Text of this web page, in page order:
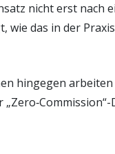
nicht erst nach
wie das in der
hingegen